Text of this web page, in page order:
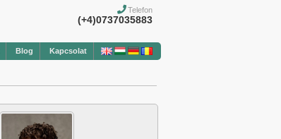
Telefon
(+4)0737035883
Blog Kapcsolat